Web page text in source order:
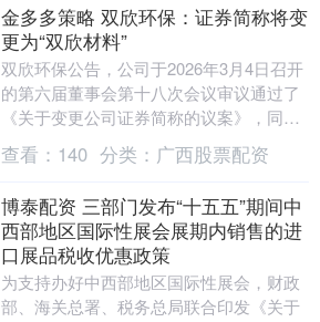
金多多策略 双欣环保：证券简称将变
更为“双欣材料”
双欣环保公告，公司于2026年3月4日召开
的第六届董事会第十八次会议审议通过了
《关于变更公司证券简称的议案》，同意
公司将证券简称由“双欣环保”变更为“双欣
材料”....
查看： 140 分类： 广西股票配资
博泰配资 三部门发布“十五五”期间中
西部地区国际性展会展期内销售的进
口展品税收优惠政策
为支持办好中西部地区国际性展会，财政
部、海关总署、税务总局联合印发《关于